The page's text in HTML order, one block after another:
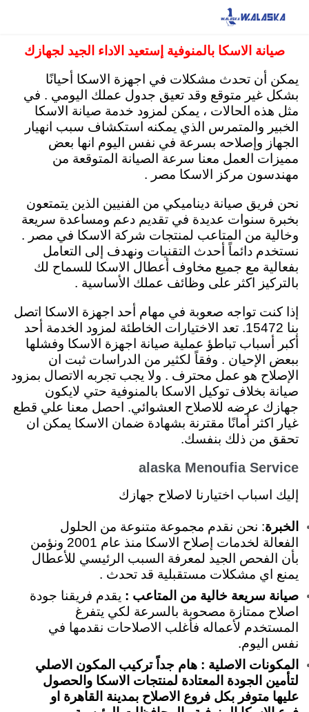
صيانة الاسكا بالمنوفية إستعيد الاداء الجيد لجهازك
يمكن أن تحدث مشكلات في اجهزة الاسكا أحيانًا
بشكل غير متوقع وقد تعيق جدول عملك اليومي . في
مثل هذه الحالات ، يمكن لمزود خدمة صيانة الاسكا
الخبير والمتمرس الذي يمكنه استكشاف سبب انهيار
الجهاز وإصلاحه بسرعة في نفس اليوم انها بعض
مميزات العمل معنا سرعة الصيانة المتوقعة من
مهندسون مركز الاسكا مصر .
نحن فريق صيانة ديناميكي من الفنيين الذين يتمتعون
بخبرة سنوات عديدة في تقديم دعم ومساعدة سريعة
وخالية من المتاعب لمنتجات شركة الاسكا في مصر .
نستخدم دائماً أحدث التقنيات ونهدف إلى التعامل
بفعالية مع جميع مخاوف أعطال الاسكا للسماح لك
بالتركيز اكثر على وظائف عملك الأساسية .
إذا كنت تواجه صعوبة في مهام أحد اجهزة الاسكا اتصل
بنا 15472. تعد الاختيارات الخاطئة لمزود الخدمة أحد
أكبر أسباب تباطؤ عملية صيانة اجهزة الاسكا وفشلها
ببعض الإحيان . وفقاً لكثير من الدراسات ثبت ان
الإصلاح هو عمل محترف . ولا يجب تجربه الاتصال بمزود
صيانة بخلاف توكيل الاسكا بالمنوفية حتي لايكون
جهازك عرضه للاصلاح العشوائي. احصل معنا علي قطع
غيار اكثر أمانًا مقترنة بشهادة ضمان الاسكا يمكن ان
تحقق من ذلك بنفسك.
alaska Menoufia Service
إليك اسباب اختيارنا لاصلاح جهازك
الخبرة: نحن نقدم مجموعة متنوعة من الحلول
الفعالة لخدمات إصلاح الاسكا منذ عام 2001 ونؤمن
بأن الفحص الجيد لمعرفة السبب الرئيسي للأعطال
يمنع اي مشكلات مستقبلية قد تحدث .
صيانة سريعة خالية من المتاعب : يقدم فريقنا جودة
اصلاح ممتازة مصحوبة بالسرعة لكي يتفرغ
المستخدم لأعماله فأغلب الاصلاحات نقدمها في
نفس اليوم.
المكونات الاصلية : هام جداً تركيب المكون الاصلي
لتأمين الجودة المعتادة لمنتجات الاسكا والحصول
عليها متوفر بكل فروع الاصلاح بمدينة القاهرة او
ثلاجات ديب فريزر